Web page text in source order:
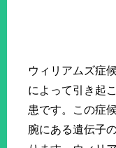
ウィリアムズ症
によって引き起
患です。この症
腕にある遺伝子